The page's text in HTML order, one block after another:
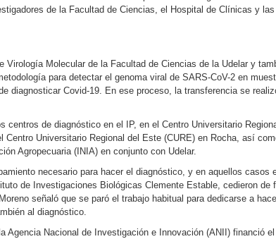
de la Facultad de Ciencias, el Hospital de Clínicas y
Virología Molecular de la Facultad de Ciencias de la Udelar y
para detectar el genoma viral de SARS-CoV-2 en
diagnosticar Covid-19. En ese proceso, la transferencia se
de diagnóstico en el IP, en el Centro Universitario
Universitario Regional del Este (CURE) en Rocha, así
Agropecuaria (INIA) en conjunto con Udelar.
necesario para hacer el diagnóstico, y en aquellos
de Investigaciones Biológicas Clemente Estable, cedieron de
señaló que se paró el trabajo habitual para dedicarse a
al diagnóstico.
Agencia Nacional de Investigación e Innovación (ANII) financió